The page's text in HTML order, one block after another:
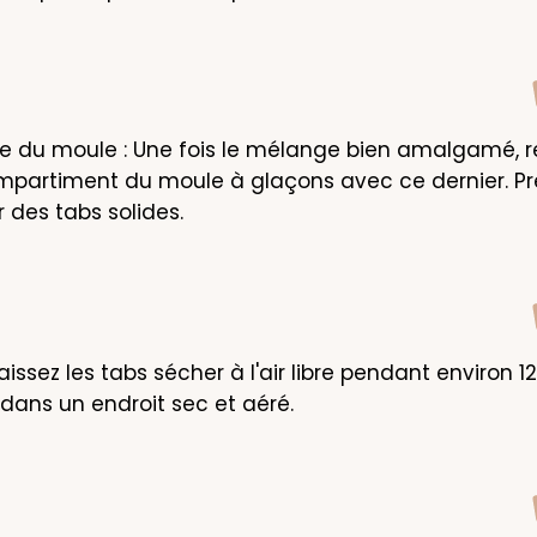
du moule : Une fois le mélange bien amalgamé,
du moule à glaçons avec ce dernier.
des tabs solides.
les tabs sécher à l'air libre pendant environ
un endroit sec et aéré.